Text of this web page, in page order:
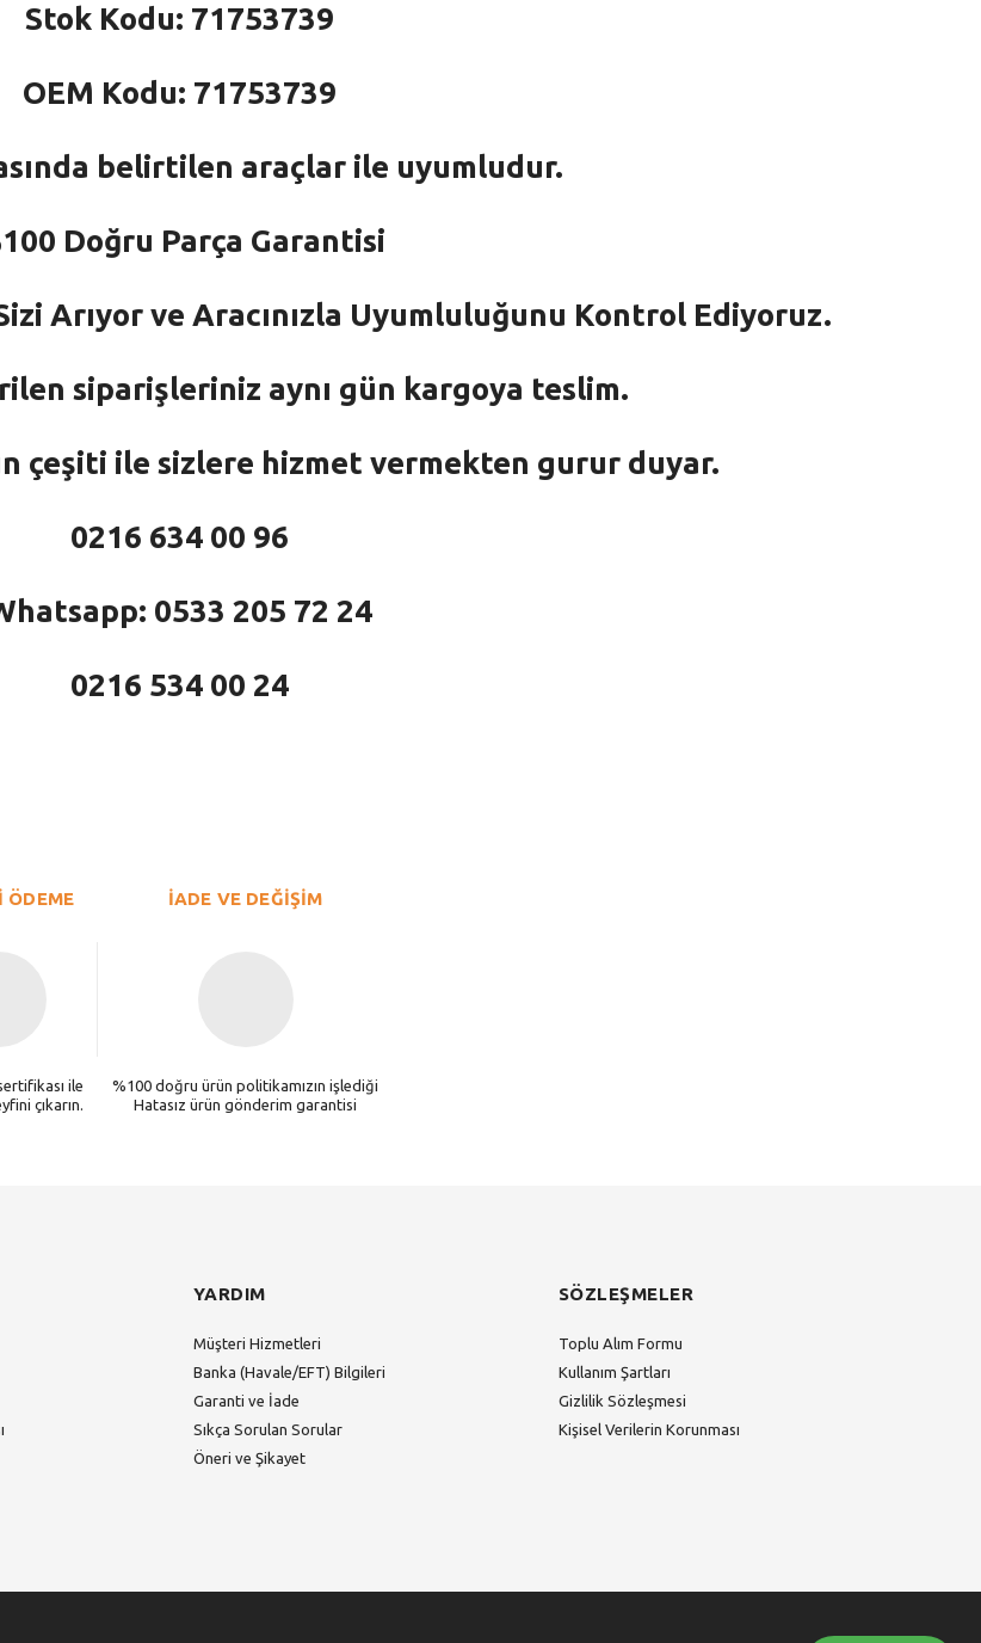
Stok Kodu: 71753739
OEM Kodu: 71753739
belirtilen araçlar ile uyumludur.
Doğru Parça Garantisi
Arıyor ve Aracınızla Uyumluluğunu Kontrol Ediyoruz.
siparişleriniz aynı gün kargoya teslim.
çeşiti ile sizlere hizmet vermekten gurur duyar.
0216 634 00 96
0533 205 72 24
0216 534 00 24
ÖDEME
ile
çıkarın.
İADE VE DEĞİŞİM
%100 doğru ürün politikamızın işlediği
Hatasız ürün gönderim garantisi
YARDIM
Müşteri Hizmetleri
Banka (Havale/EFT) Bilgileri
Garanti ve İade
Sıkça Sorulan Sorular
Öneri ve Şikayet
SÖZLEŞMELER
Toplu Alım Formu
Kullanım Şartları
Gizlilik Sözleşmesi
Kişisel Verilerin Korunması